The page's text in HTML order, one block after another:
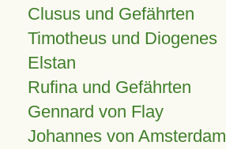
Clusus und Gefährten
Timotheus und Diogenes
Elstan
Rufina und Gefährten
Gennard von Flay
Johannes von Amsterdam